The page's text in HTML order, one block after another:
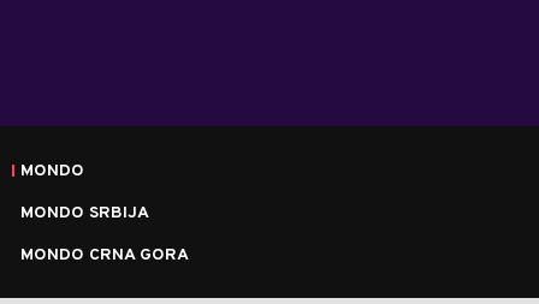
MONDO
MONDO SRBIJA
MONDO CRNA GORA